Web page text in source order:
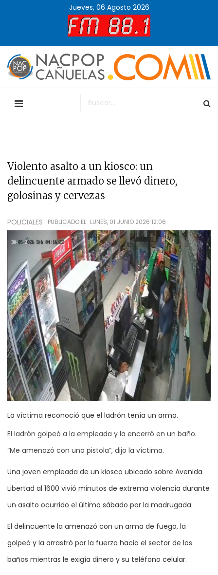
Jueves, 06 Agosto 2026
Violento asalto a un kiosco: un
delincuente armado se llevó dinero,
golosinas y cervezas
POLICIALES PUBLICADO EL LUNES, 01 JUNIO 2026 12:06
La víctima reconoció que el ladrón tenía un arma.
El ladrón golpeó a la empleada y la encerró en un baño.
“Me amenazó con una pistola”, dijo la víctima.
Una joven empleada de un kiosco ubicado sobre Avenida
Libertad al 1600 vivió minutos de extrema violencia durante
un asalto ocurrido el último sábado por la madrugada.
El delincuente la amenazó con un arma de fuego, la
golpeó y la arrastró por la fuerza hacia el sector de los
baños mientras le exigía dinero y su teléfono celular.